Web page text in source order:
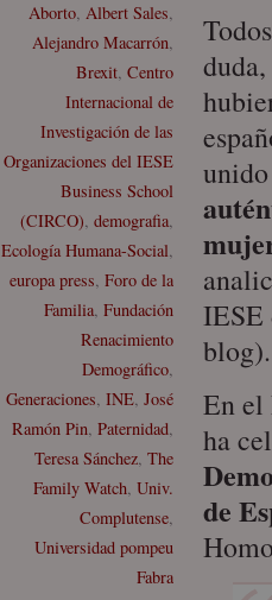
Aborto, Albert Sales,
Alejandro Macarrón,
Brexit, Centro
Internacional de
Investigación de las
Organizaciones del IESE
Business School
(CIRCO), demografia,
Ecología Humana-Social,
europa press, Foro de la
Familia, Fundación
Renacimiento
Demográfico,
Generaciones, INE, José
Ramón Pin, Paternidad,
Teresa Sánchez, The
Family Watch, Univ.
Complutense,
Universidad pompeu
Fabra
IESE
blog).
En el
ha
de